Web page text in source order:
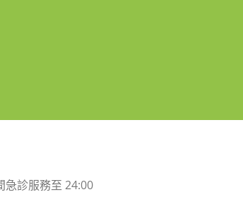
急診服務至 24:00